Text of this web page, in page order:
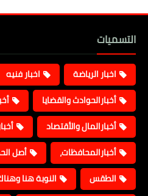
التسميات
اخبار الرياضة اخبار فنيه
أخبارالحوادث والقضايا
أخبارالمال والأقتصاد
أخبارالمحافظات،
أصل
الطقس
النوبة هنا